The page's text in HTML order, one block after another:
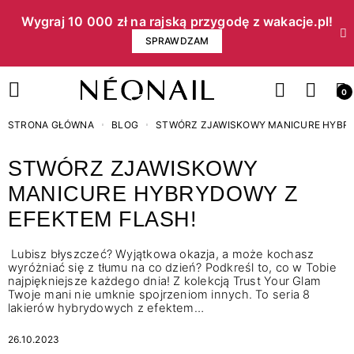
Wygraj 10 000 zł na rajską przygodę z wakacje.pl!​
SPRAWDZAM
0
STRONA GŁÓWNA BLOG STWÓRZ ZJAWISKOWY MANICURE
STWÓRZ ZJAWISKOWY
MANICURE HYBRYDOWY Z
EFEKTEM FLASH!
Lubisz błyszczeć? Wyjątkowa okazja, a może kochasz
wyróżniać się z tłumu na co dzień? Podkreśl to, co w Tobie
najpiękniejsze każdego dnia! Z kolekcją Trust Your Glam
Twoje mani nie umknie spojrzeniom innych. To seria 8
lakierów hybrydowych z efektem…
26.10.2023